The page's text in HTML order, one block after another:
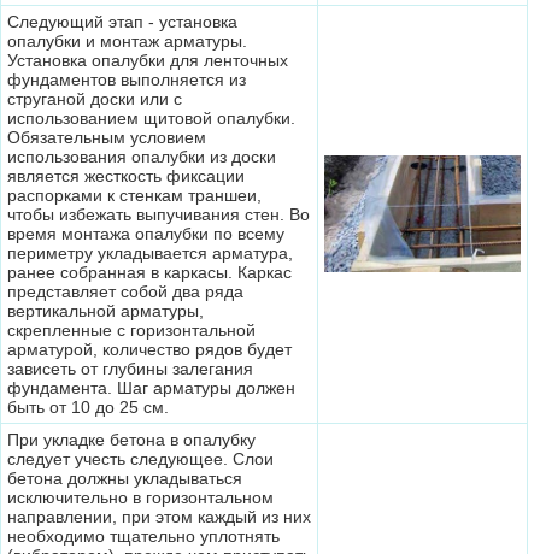
Следующий этап - установка
опалубки и монтаж арматуры.
Установка опалубки для ленточных
фундаментов выполняется из
струганой доски или с
использованием щитовой опалубки.
Обязательным условием
использования опалубки из доски
является жесткость фиксации
распорками к стенкам траншеи,
чтобы избежать выпучивания стен. Во
время монтажа опалубки по всему
периметру укладывается арматура,
ранее собранная в каркасы. Каркас
представляет собой два ряда
вертикальной арматуры,
скрепленные с горизонтальной
арматурой, количество рядов будет
зависеть от глубины залегания
фундамента. Шаг арматуры должен
быть от 10 до 25 см.
При укладке бетона в опалубку
следует учесть следующее. Слои
бетона должны укладываться
исключительно в горизонтальном
направлении, при этом каждый из них
необходимо тщательно уплотнять